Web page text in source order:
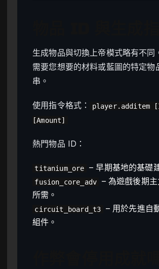
生成物品與切換上帝模式略有不同
需要您想要的材料或藍圖的特定物
串。
使用指令格式：
player.additem
[Amount]
熱門物品 ID：
titanium_ore – 早期基地的基礎
fusion_core_adv
– 為遊戲後期
所需。
circuit_board_t3
– 用於先進自
組件。